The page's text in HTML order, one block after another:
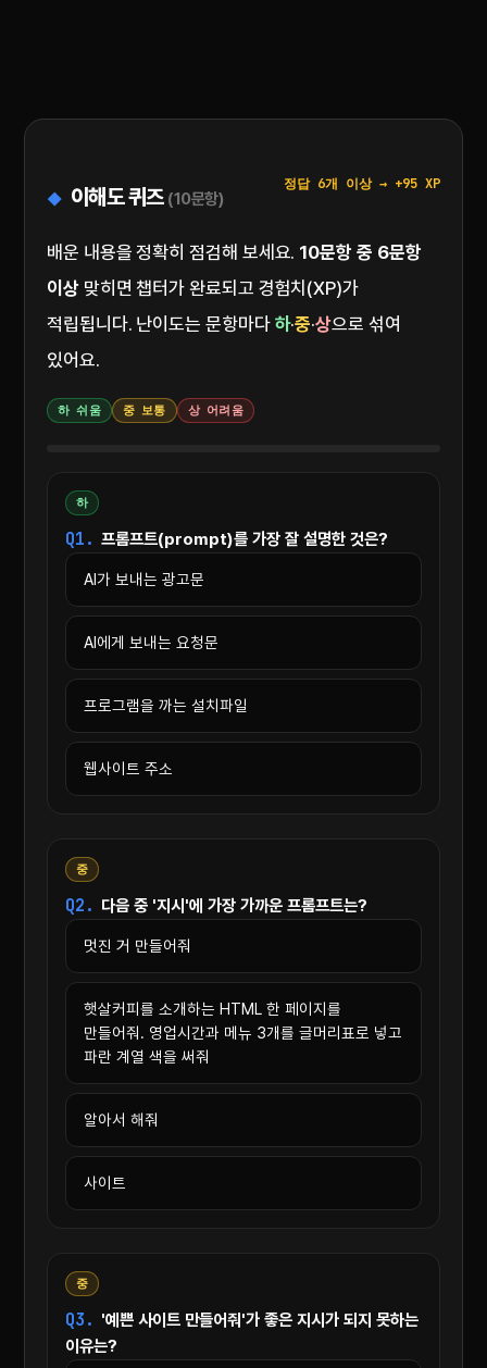
이해도 퀴즈 (10문항)
정답 6개 이상 → +95 XP
배운 내용을 정확히 점검해 보세요. 10문항 중 6문항
이상맞히면 챕터가 완료되고 경험치(XP)가
적립됩니다. 난이도는 문항마다 하·중·상으로 섞여
있어요.
하 쉬움 중 보통 상 어려움
하
Q1. 프롬프트(prompt)를 가장 잘 설명한 것은?
AI가 보내는 광고문
AI에게 보내는 요청문
프로그램을 까는 설치파일
웹사이트 주소
중
Q2. 다음 중 '지시'에 가장 가까운 프롬프트는?
멋진 거 만들어줘
햇살커피를 소개하는 HTML 한 페이지를
만들어줘. 영업시간과 메뉴 3개를 글머리표로 넣고
파란 계열 색을 써줘
알아서 해줘
사이트
중
Q3. '예쁜 사이트 만들어줘'가 좋은 지시가 되지 못하는
이유는?